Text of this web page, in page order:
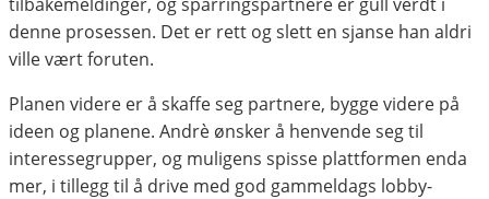
denne prosessen. Det er rett og slett en sjanse han aldri
ville vært foruten.
Planen videre er å skaffe seg partnere, bygge videre på
ideen og planene. Andrè ønsker å henvende seg til
interessegrupper, og muligens spisse plattformen enda
mer, i tillegg til å drive med god gammeldags lobby-